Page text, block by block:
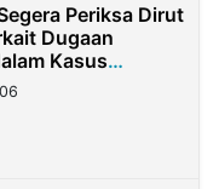
Periksa Dirut
Dugaan
Kasus
Nasabah Rp2,58